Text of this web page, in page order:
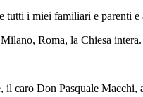
tutti i miei familiari e parenti
Roma, la Chiesa
caro Don Pasquale Macchi,